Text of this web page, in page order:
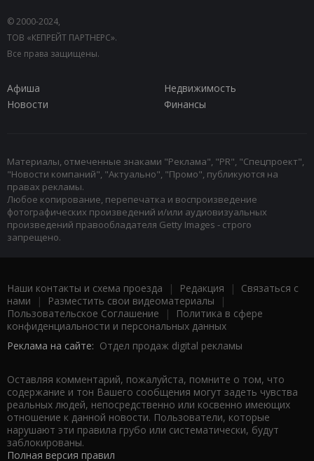
© 2000-2024,
ТОВ «КЕПРЕЙТ ПАРТНЕРС».
Все права защищены.
Афиша
Недвижимость
Новости
Финансы
Материалы, отмеченные знаками "Реклама", "PR", "Спецпроект",
"Новости компаний", "Актуально", "Промо", публикуются на
правах рекламы.
Любое копирование, перепечатка и воспроизведение
фотографических произведений и/или аудиовизуальных
произведений правообладателя Getty Images - строго
запрещено.
Наши контакты и схема проезда | Редакция | Связаться с
нами | Разместить свои видеоматериалы |
Пользовательское Соглашение |
Политика в сфере
конфиденциальности и персональных данных
Реклама на сайте: Отдел продаж digital рекламы
Оставляя комментарий, пожалуйста, помните о том, что
содержание и тон Вашего сообщения могут задеть чувства
реальных людей, непосредственно или косвенно имеющих
отношение к данной новости. Пользователи, которые
нарушают эти правила грубо или систематически, будут
заблокированы.
Полная версия правил